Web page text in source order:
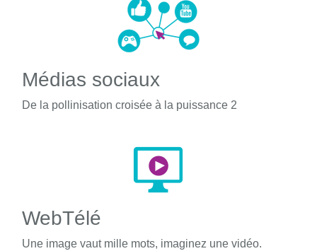
Médias sociaux
De la pollinisation croisée à la puissance 2
WebTélé
Une image vaut mille mots, imaginez une vidéo.